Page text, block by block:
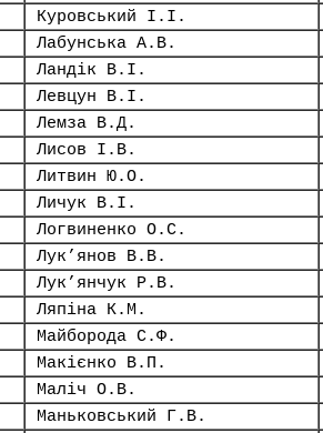
Куровський І.І.
Лабунська А.В.
Ландік В.І.
Левцун В.І.
Лемза В.Д.
Лисов І.В.
Литвин Ю.О.
Личук В.І.
Логвиненко О.С.
Лук’янов В.В.
Лук’янчук Р.В.
Ляпіна К.М.
Майборода С.Ф.
Макієнко В.П.
Маліч О.В.
Маньковський Г.В.